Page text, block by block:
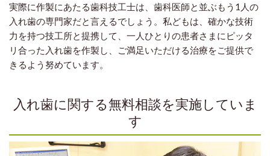
実際に作製にあたる歯科技工士は、歯科医師と並ぶもう1人の
入れ歯の専門家だと言えるでしょう。私どもは、確かな技術
力を持つ技工所と提携して、一人ひとりの患者さまにピッタ
リ合った入れ歯を作製し、ご満足いただける治療をご提供で
きるよう努めています。
入れ歯に関する無料相談を実施していま
す